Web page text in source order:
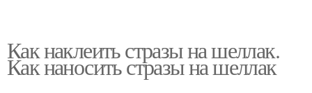
Как наклеить стразы на шеллак.
Как наносить стразы на шеллак